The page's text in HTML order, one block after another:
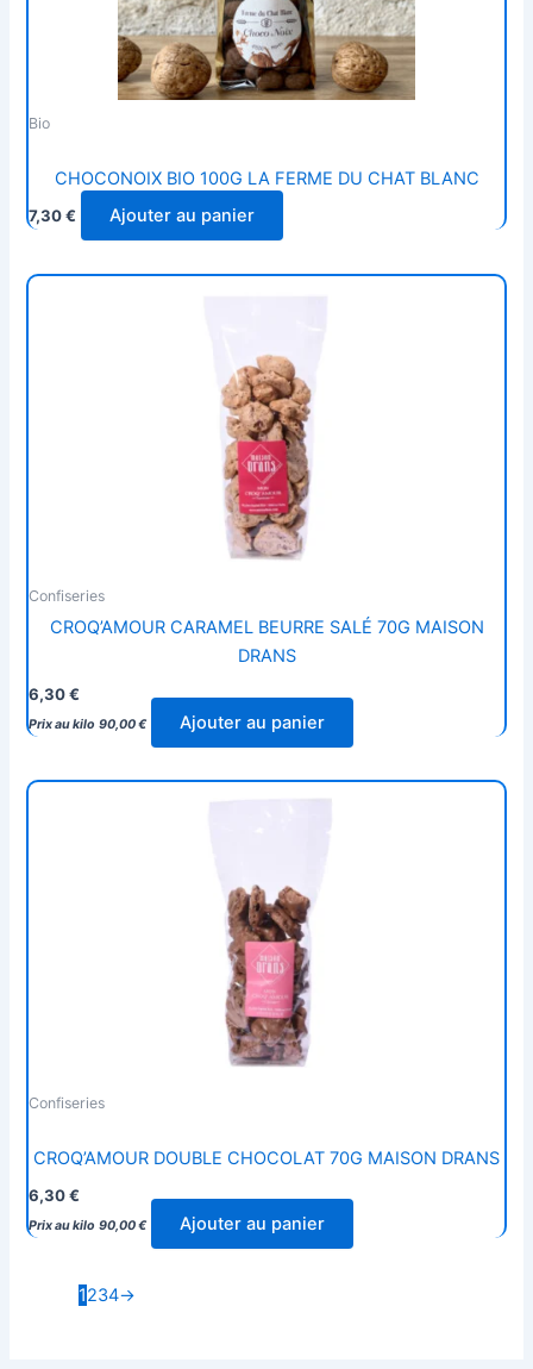
Bio
CHOCONOIX BIO 100G LA FERME DU CHAT BLANC
7,30€ Ajouter au panier
Confiseries
CROQ’AMOUR CARAMEL BEURRE SALÉ 70G MAISON
DRANS
6,30€
Prix au kilo 90,00€ Ajouter au panier
Confiseries
CROQ’AMOUR DOUBLE CHOCOLAT 70G MAISON DRANS
6,30€
Prix au kilo 90,00€ Ajouter au panier
1234→